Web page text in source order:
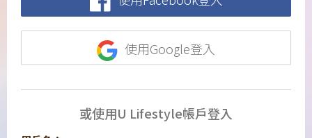
使用Google登入
或使用U Lifestyle帳戶登入